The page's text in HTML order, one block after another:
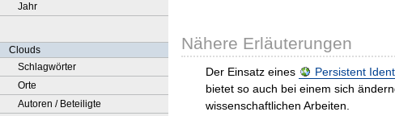
Jahr
Clouds
Schlagwörter
Orte
Autoren / Beteiligte
Nähere Erläuterungen
Der Einsatz eines Persistent
bietet so auch bei einem sich
wissenschaftlichen Arbeiten.